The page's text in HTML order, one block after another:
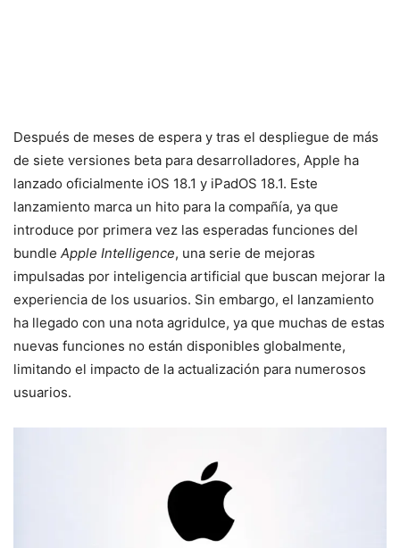
Después de meses de espera y tras el despliegue de más
de siete versiones beta para desarrolladores, Apple ha
lanzado oficialmente iOS 18.1 y iPadOS 18.1. Este
lanzamiento marca un hito para la compañía, ya que
introduce por primera vez las esperadas funciones del
bundle Apple Intelligence, una serie de mejoras
impulsadas por inteligencia artificial que buscan mejorar la
experiencia de los usuarios. Sin embargo, el lanzamiento
ha llegado con una nota agridulce, ya que muchas de estas
nuevas funciones no están disponibles globalmente,
limitando el impacto de la actualización para numerosos
usuarios.